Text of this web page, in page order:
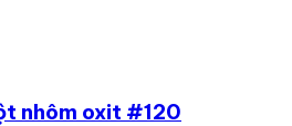
nhôm oxit #120